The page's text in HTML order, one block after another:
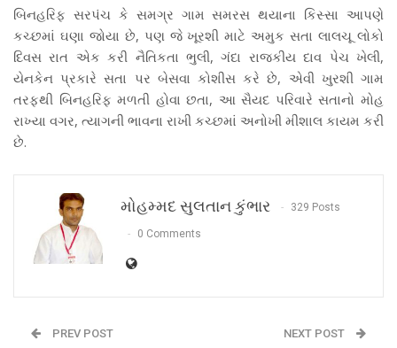
બિનહરિફ સરપંચ કે સમગ્ર ગામ સમરસ થયાના કિસ્સા આપણે
કચ્છમાં ઘણા જોયા છે, પણ જે ખૂરશી માટે અમુક સતા લાલચૂ લોકો
દિવસ રાત એક કરી નૈતિકતા ભુલી, ગંદા રાજકીય દાવ પેચ ખેલી,
યેનકેન પ્રકારે સતા પર બેસવા કોશીસ કરે છે, એવી ખુરશી ગામ
તરફથી બિનહરિફ મળતી હોવા છતા, આ સૈયદ પરિવારે સતાનો મોહ
રાખ્યા વગર, ત્યાગની ભાવના રાખી કચ્છમાં અનોખી મીશાલ કાયમ કરી
છે.
મોહમ્મદ સુલતાન કુંભાર 329 Posts
0 Comments
PREV POST NEXT POST